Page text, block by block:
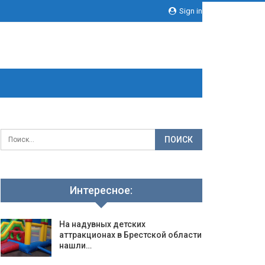
Sign in
Интересное:
На надувных детских
аттракционах в Брестской области
нашли…